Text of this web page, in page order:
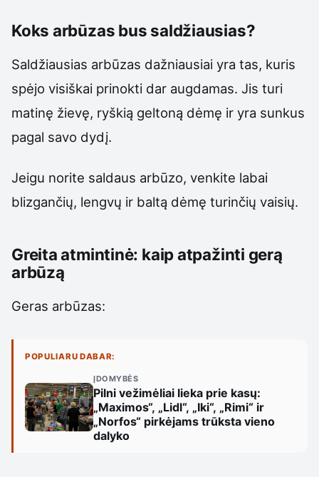
Koks arbūzas bus saldžiausias?
Saldžiausias arbūzas dažniausiai yra tas, kuris
spėjo visiškai prinokti dar augdamas. Jis turi
matinę žievę, ryškią geltoną dėmę ir yra sunkus
pagal savo dydį.
Jeigu norite saldaus arbūzo, venkite labai
blizgančių, lengvų ir baltą dėmę turinčių vaisių.
Greita atmintinė: kaip atpažinti gerą
arbūzą
Geras arbūzas:
POPULIARU DABAR:
ĮDOMYBĖS
Pilni vežimėliai lieka prie kasų:
„Maximos“, „Lidl“, „Iki“, „Rimi“ ir
„Norfos“ pirkėjams trūksta vieno
dalyko